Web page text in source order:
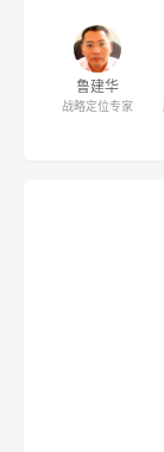
鲁建华
战略定位专家